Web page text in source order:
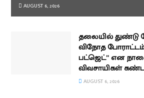
AUGUST 6, 2026
தலையில் துண்டு
விநோத போராட்டம்
பட்ஜெட்” என
விவசாயிகள்
AUGUST 6, 2026